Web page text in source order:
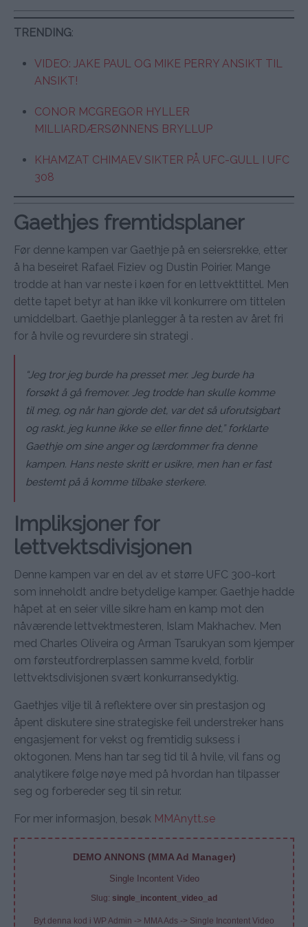
TRENDING:
VIDEO: JAKE PAUL OG MIKE PERRY ANSIKT TIL
ANSIKT!
CONOR MCGREGOR HYLLER
MILLIARDÆRSØNNENS BRYLLUP
KHAMZAT CHIMAEV SIKTER PÅ UFC-GULL I UFC
308
Gaethjes fremtidsplaner
Før denne kampen var Gaethje på en seiersrekke, etter
å ha beseiret Rafael Fiziev og Dustin Poirier. Mange
trodde at han var neste i køen for en lettvekttittel. Men
dette tapet betyr at han ikke vil konkurrere om tittelen
umiddelbart. Gaethje planlegger å ta resten av året fri
for å hvile og revurdere sin strategi .
“Jeg tror jeg burde ha presset mer. Jeg burde ha
forsøkt å gå fremover. Jeg trodde han skulle komme
til meg, og når han gjorde det, var det så uforutsigbart
og raskt, jeg kunne ikke se eller finne det,” forklarte
Gaethje om sine anger og lærdommer fra denne
kampen. Hans neste skritt er usikre, men han er fast
bestemt på å komme tilbake sterkere.
Impliksjoner for
lettvektsdivisjonen
Denne kampen var en del av et større UFC 300-kort
som inneholdt andre betydelige kamper. Gaethje hadde
håpet at en seier ville sikre ham en kamp mot den
nåværende lettvektmesteren, Islam Makhachev. Men
med Charles Oliveira og Arman Tsarukyan som kjemper
om førsteutfordrerplassen samme kveld, forblir
lettvektsdivisjonen svært konkurransedyktig.
Gaethjes vilje til å reflektere over sin prestasjon og
åpent diskutere sine strategiske feil understreker hans
engasjement for vekst og fremtidig suksess i
oktogonen. Mens han tar seg tid til å hvile, vil fans og
analytikere følge nøye med på hvordan han tilpasser
seg og forbereder seg til sin retur.
For mer informasjon, besøk MMAnytt.se
DEMO ANNONS (MMA Ad Manager)
Single Incontent Video
Slug: single_incontent_video_ad
Byt denna kod i WP Admin -> MMA Ads -> Single Incontent Video